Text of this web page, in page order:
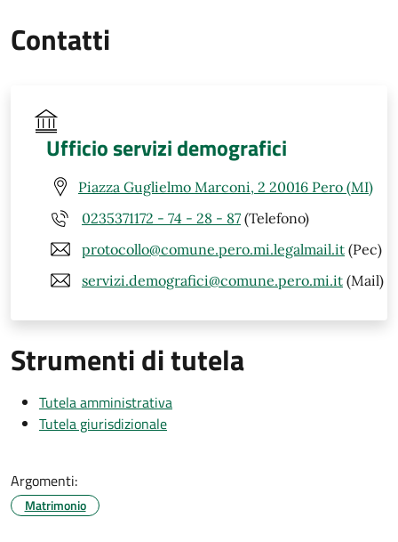
Contatti
Ufficio servizi demografici
Piazza Guglielmo Marconi, 2 20016 Pero (MI)
0235371172 - 74 - 28 - 87 (Telefono)
protocollo@comune.pero.mi.legalmail.it (Pec)
servizi.demografici@comune.pero.mi.it (Mail)
Strumenti di tutela
Tutela amministrativa
Tutela giurisdizionale
Argomenti:
Matrimonio